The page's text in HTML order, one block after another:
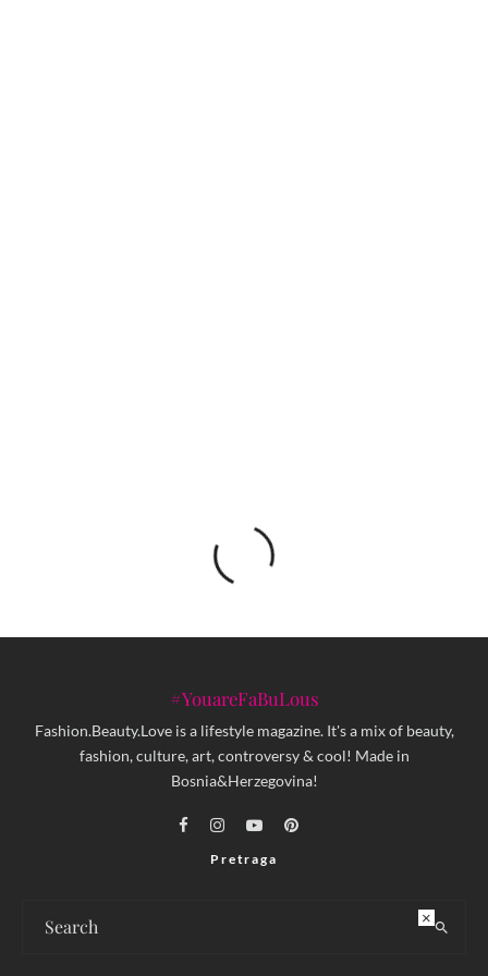
#YouareFaBuLous
Fashion.Beauty.Love is a lifestyle magazine. It's a mix of beauty,
fashion, culture, art, controversy & cool! Made in
Bosnia&Herzegovina!
Pretraga
×